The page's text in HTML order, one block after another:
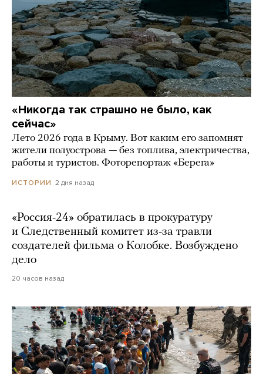
«Никогда так страшно не было, как
сейчас»
Лето 2026 года в Крыму. Вот каким его запомнят
жители полуострова — без топлива, электричества,
работы и туристов. Фоторепортаж «Берега»
ИСТОРИИ 2 дня назад
«Россия-24» обратилась в прокуратуру
и Следственный комитет из-за травли
создателей фильма о Колобке. Возбуждено
дело
20 часов назад